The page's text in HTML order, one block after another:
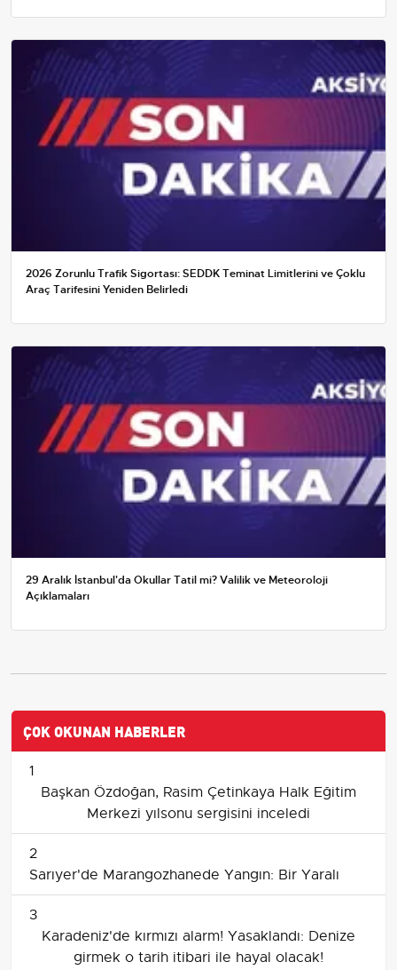
2026 Zorunlu Trafik Sigortası: SEDDK Teminat Limitlerini ve Çoklu
Araç Tarifesini Yeniden Belirledi
29 Aralık İstanbul'da Okullar Tatil mi? Valilik ve Meteoroloji
Açıklamaları
ÇOK OKUNAN HABERLER
1
Başkan Özdoğan, Rasim Çetinkaya Halk Eğitim
Merkezi yılsonu sergisini inceledi
2
Sarıyer'de Marangozhanede Yangın: Bir Yaralı
3
Karadeniz'de kırmızı alarm! Yasaklandı: Denize
girmek o tarih itibari ile hayal olacak!